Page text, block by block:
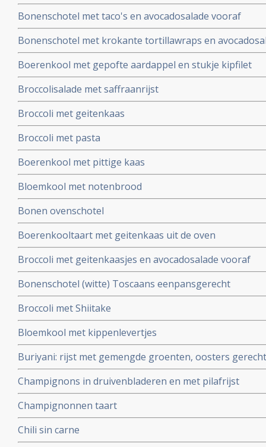
Bonenschotel met taco's en avocadosalade vooraf
Bonenschotel met krokante tortillawraps en
Boerenkool met gepofte aardappel en stukje kipfilet
Broccolisalade met saffraanrijst
Broccoli met geitenkaas
Broccoli met pasta
Boerenkool met pittige kaas
Bloemkool met notenbrood
Bonen ovenschotel
Boerenkooltaart met geitenkaas uit de oven
Broccoli met geitenkaasjes en avocadosalade vooraf
Bonenschotel (witte) Toscaans eenpansgerecht
Broccoli met Shiitake
Bloemkool met kippenlevertjes
Buriyani: rijst met gemengde groenten, oosters gerecht
Champignons in druivenbladeren en met pilafrijst
Champignonnen taart
Chili sin carne